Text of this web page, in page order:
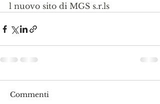
l nuovo sito di MGS s.r.ls
Commenti